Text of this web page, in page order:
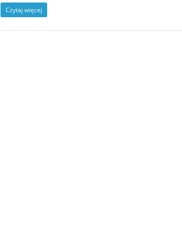
Czytaj więcej